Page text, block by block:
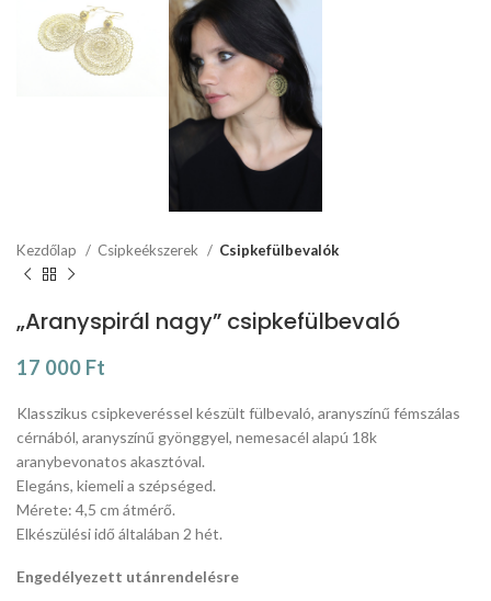
Kezdőlap Csipkeékszerek Csipkefülbevalók
„Aranyspirál nagy” csipkefülbevaló
17 000 Ft
Klasszikus csipkeveréssel készült fülbevaló, aranyszínű fémszálas
cérnából, aranyszínű gyönggyel, nemesacél alapú 18k
aranybevonatos akasztóval.
Elegáns, kiemeli a szépséged.
Mérete: 4,5 cm átmérő.
Elkészülési idő általában 2 hét.
Engedélyezett utánrendelésre